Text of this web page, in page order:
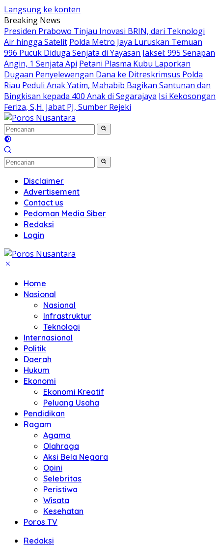
Langsung ke konten
Breaking News
Presiden Prabowo Tinjau Inovasi BRIN, dari Teknologi
Air hingga Satelit Polda Metro Jaya Luruskan Temuan
996 Pucuk Diduga Senjata di Yayasan Jaksel: 995 Senapan
Angin, 1 Senjata Api Petani Plasma Kubu Laporkan
Dugaan Penyelewengan Dana ke Ditreskrimsus Polda
Riau Peduli Anak Yatim, Mahabib Bagikan Santunan dan
Bingkisan kepada 400 Anak di Segarajaya Isi Kekosongan
Feriza, S,H. Jabat PJ, Sumber Rejeki
Disclaimer
Advertisement
Contact us
Pedoman Media Siber
Redaksi
Login
Home
Nasional
Nasional
Infrastruktur
Teknologi
Internasional
Politik
Daerah
Hukum
Ekonomi
Ekonomi Kreatif
Peluang Usaha
Pendidikan
Ragam
Agama
Olahraga
Aksi Bela Negara
Opini
Selebritas
Peristiwa
Wisata
Kesehatan
Poros TV
Redaksi